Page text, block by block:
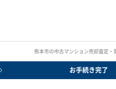
熊本市の中古マンション売却査定・
お手続き完了